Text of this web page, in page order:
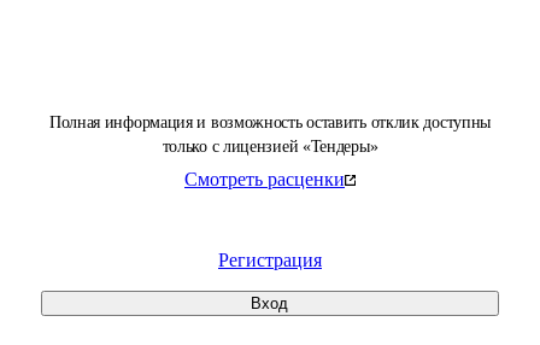
Полная информация и возможность оставить отклик доступны
только с лицензией «Тендеры»
Смотреть расценки
Регистрация
Вход